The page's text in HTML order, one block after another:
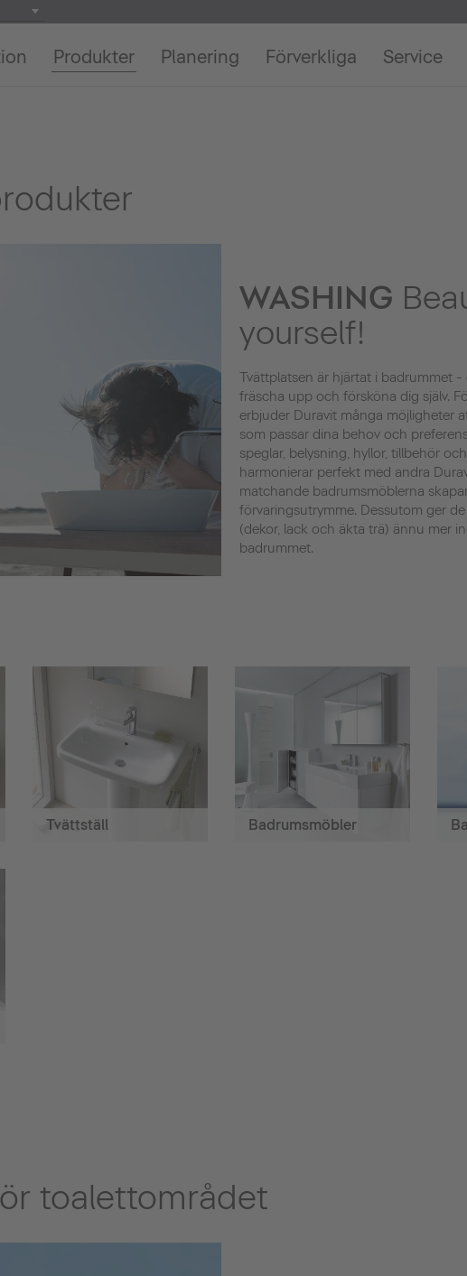
Produkter Planering Förverkliga Service
WASHING
yourself!
Tvättplatsen är hjärtat i badrummet
fräscha upp och försköna dig själv.
erbjuder Duravit många möjligheter
som passar dina behov och
speglar, belysning, hyllor, tillbehör
harmonierar perfekt med andra
matchande badrumsmöblerna
förvaringsutrymme. Dessutom ger
(dekor, lack och äkta trä) ännu mer
badrummet.
Tvättställ Badrumsmöbler
toalettområdet